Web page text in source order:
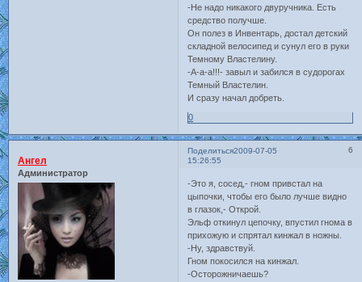
-Не надо никакого двуручника. Есть
средство получше.
Он полез в Инвентарь, достал детский
складной велосипед и сунул его в руки
Темному Властелину.
-А-а-а!!!- завыл и забился в судорогах
Темный Властелин.
И сразу начал добреть.
0
Поделиться 6
2009-07-05
15:26:55
Ангел
Администратор
-Это я, сосед,- гном привстал на
цыпочки, чтобы его было лучше видно
в глазок,- Открой.
Эльф откинул цепочку, впустил гнома в
прихожую и спрятал кинжал в ножны.
-Ну, здравствуй.
Гном покосился на кинжал.
-Осторожничаешь?